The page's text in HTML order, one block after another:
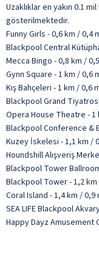
Uzaklıklar en yakın 0.1
gösterilmektedir.
Funny Girls - 0,6 km / 0,4
Blackpool Central
Mecca Bingo - 0,8 km /
Gynn Square - 1 km / 0,6
Kış Bahçeleri - 1 km / 0,6
Blackpool Grand
Opera House Theatre - 1
Blackpool Conference &
Kuzey İskelesi - 1,1 km /
Houndshill Alışveriş
Blackpool Tower
Blackpool Tower - 1,2 km
Coral Island - 1,4 km / 0,9
SEA LIFE Blackpool
Happy Dayz Amusement